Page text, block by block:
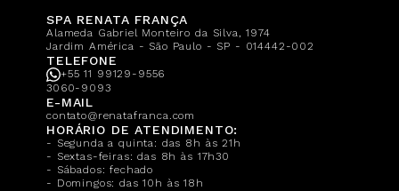
SPA RENATA FRANÇA
Alameda Gabriel Monteiro da Silva, 1974
Jardim América - São Paulo - SP - 014442-002
TELEFONE
+55 11 99129-9556
3060-9093
E-MAIL
contato@renatafranca.com
HORÁRIO DE ATENDIMENTO:
- Segunda a quinta: das 8h às 21h
- Sextas-feiras: das 8h às 17h30
- Sábados: fechado
- Domingos: das 10h às 18h